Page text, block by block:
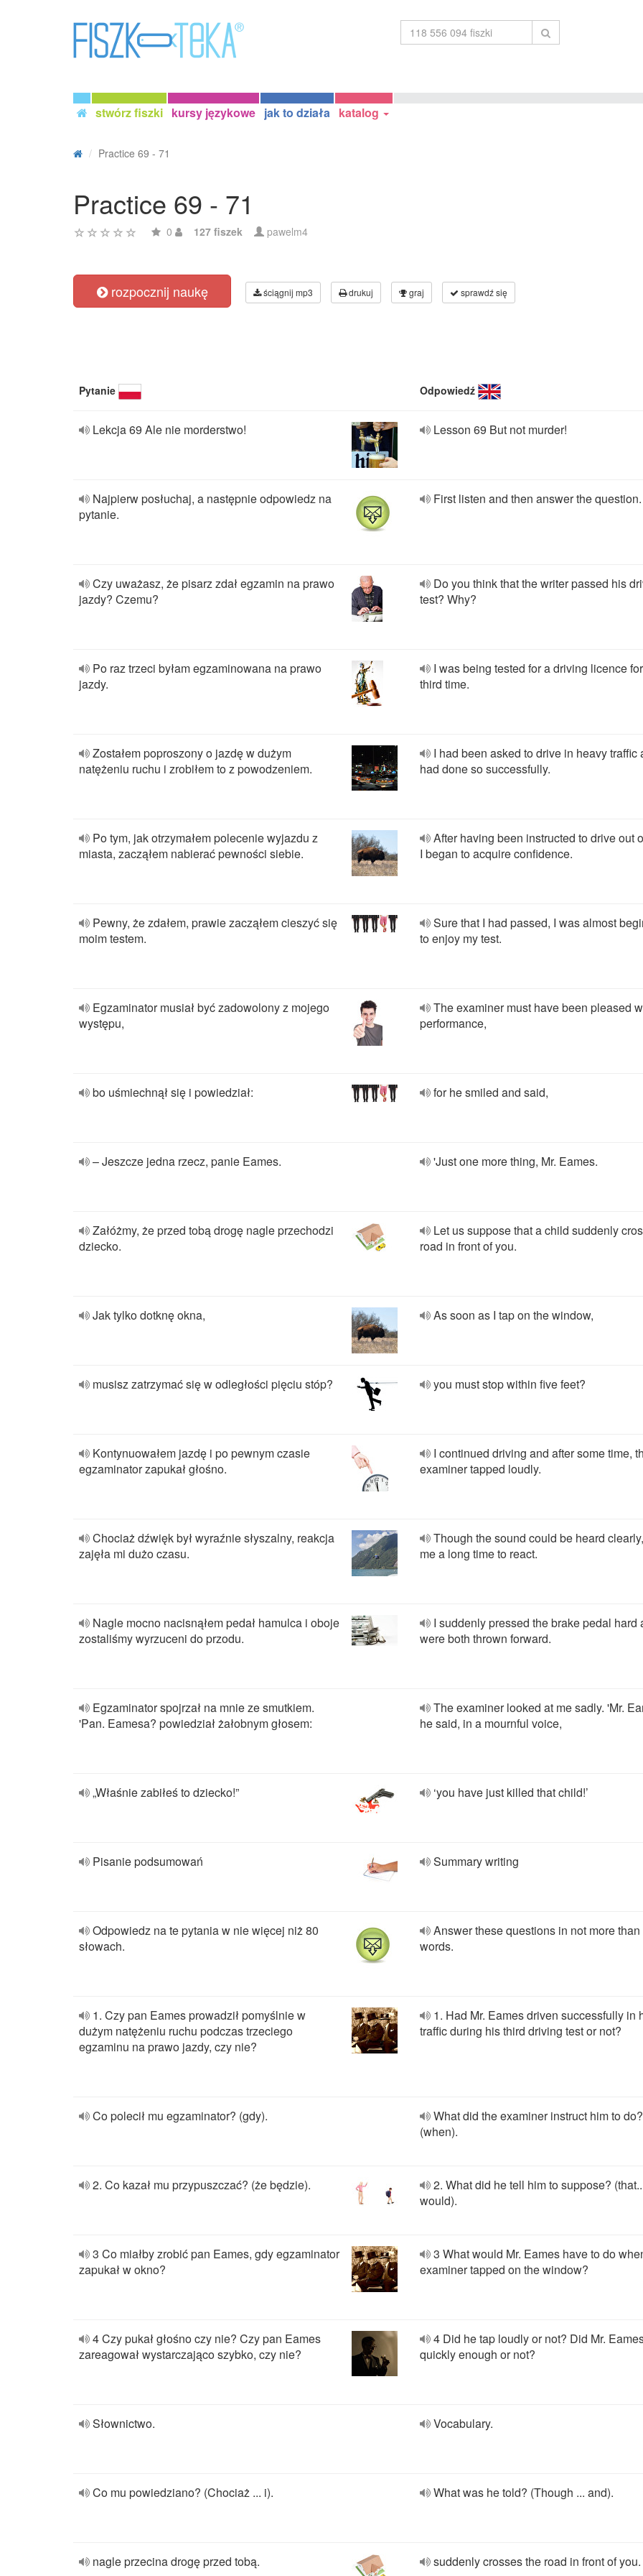
stwórz fiszki kursy językowe jak to działa katalog
Practice 69 - 71
Practice 69 - 71
0 127 fiszek pawelm4
rozpocznij naukę ściągnij mp3 drukuj graj sprawdź się
Pytanie Odpowiedź
Lekcja 69 Ale nie morderstwo! Lesson 69 But not murder!
Najpierw posłuchaj, a następnie odpowiedz na
pytanie.
First listen and then answer the question.
Czy uważasz, że pisarz zdał egzamin na prawo
jazdy? Czemu?
Do you think that the writer passed his
test? Why?
Po raz trzeci byłam egzaminowana na prawo
jazdy.
I was being tested for a driving licence
third time.
Zostałem poproszony o jazdę w dużym
natężeniu ruchu i zrobiłem to z powodzeniem.
I had been asked to drive in heavy traffic
had done so successfully.
Po tym, jak otrzymałem polecenie wyjazdu z
miasta, zacząłem nabierać pewności siebie.
After having been instructed to drive out
I began to acquire confidence.
Pewny, że zdałem, prawie zacząłem cieszyć się
moim testem.
Sure that I had passed, I was almost
to enjoy my test.
Egzaminator musiał być zadowolony z mojego
występu,
The examiner must have been pleased
performance,
bo uśmiechnął się i powiedział: for he smiled and said,
– Jeszcze jedna rzecz, panie Eames. 'Just one more thing, Mr. Eames.
Załóżmy, że przed tobą drogę nagle przechodzi
dziecko.
Let us suppose that a child suddenly
road in front of you.
Jak tylko dotknę okna, As soon as I tap on the window,
musisz zatrzymać się w odległości pięciu stóp? you must stop within five feet?
Kontynuowałem jazdę i po pewnym czasie
egzaminator zapukał głośno.
I continued driving and after some time,
examiner tapped loudly.
Chociaż dźwięk był wyraźnie słyszalny, reakcja
zajęła mi dużo czasu.
Though the sound could be heard
me a long time to react.
Nagle mocno nacisnąłem pedał hamulca i oboje
zostaliśmy wyrzuceni do przodu.
I suddenly pressed the brake pedal hard
were both thrown forward.
Egzaminator spojrzał na mnie ze smutkiem.
'Pan. Eamesa? powiedział żałobnym głosem:
The examiner looked at me sadly. 'Mr.
he said, in a mournful voice,
„Właśnie zabiłeś to dziecko!” ‘you have just killed that child!’
Pisanie podsumowań Summary writing
Odpowiedz na te pytania w nie więcej niż 80
słowach.
Answer these questions in not more than
words.
1. Czy pan Eames prowadził pomyślnie w
dużym natężeniu ruchu podczas trzeciego
egzaminu na prawo jazdy, czy nie?
1. Had Mr. Eames driven successfully in
traffic during his third driving test or not?
Co polecił mu egzaminator? (gdy).
What did the examiner instruct him to do?
(when).
2. Co kazał mu przypuszczać? (że będzie).
2. What did he tell him to suppose?
would).
3 Co miałby zrobić pan Eames, gdy egzaminator
zapukał w okno?
3 What would Mr. Eames have to do
examiner tapped on the window?
4 Czy pukał głośno czy nie? Czy pan Eames
zareagował wystarczająco szybko, czy nie?
4 Did he tap loudly or not? Did Mr.
quickly enough or not?
Słownictwo. Vocabulary.
Co mu powiedziano? (Chociaż ... i). What was he told? (Though ... and).
nagle przecina drogę przed tobą. suddenly crosses the road in front of you.